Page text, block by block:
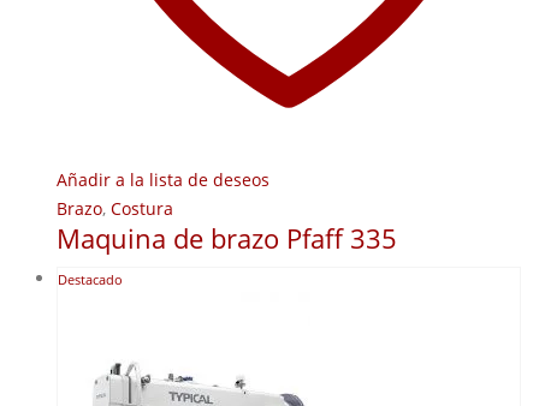
Añadir a la lista de deseos
Brazo, Costura
Maquina de brazo Pfaff 335
Destacado